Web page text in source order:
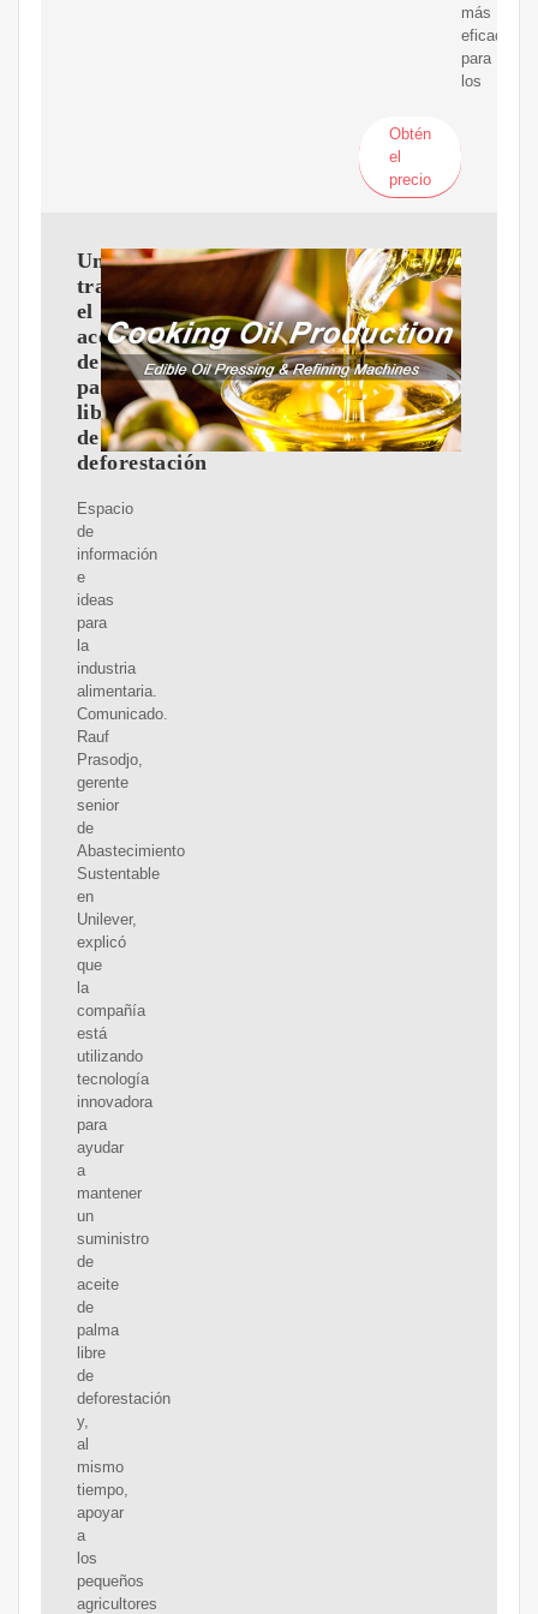
más
eficaces
para
los
Obtén
el
precio
Unilever
trabaja
el
aceite
de
palma
libre
de
deforestación
Espacio
de
información
e
ideas
para
la
industria
alimentaria.
Comunicado.
Rauf
Prasodjo,
gerente
senior
de
Abastecimiento
Sustentable
en
Unilever,
explicó
que
la
compañía
está
utilizando
tecnología
innovadora
para
ayudar
a
mantener
un
suministro
de
aceite
de
palma
libre
de
deforestación
y,
al
mismo
tiempo,
apoyar
a
los
pequeños
agricultores